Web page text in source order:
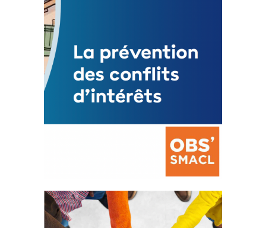
FEUILLETER
La prévention des conflits
d’intérêts
18 septembre 2023